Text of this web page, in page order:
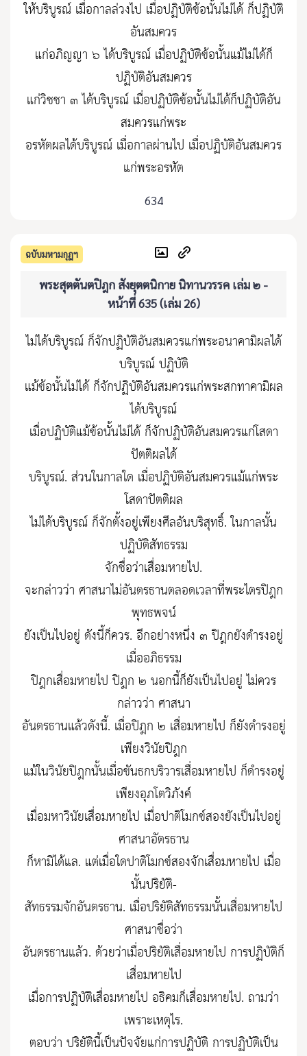
ให้บริบูรณ์ เมื่อกาลล่วงไป เมื่อปฏิบัติข้อนั้นไม่ได้ ก็ปฏิบัติ
อันสมควร
แก่อภิญญา ๖ ได้บริบูรณ์ เมื่อปฏิบัติข้อนั้นแม้ไม่ได้ก็
ปฏิบัติอันสมควร
แก่วิชชา ๓ ได้บริบูรณ์ เมื่อปฏิบัติข้อนั้นไม่ได้ก็ปฏิบัติอัน
สมควรแก่พระ
อรหัตผลได้บริบูรณ์ เมื่อกาลผ่านไป เมื่อปฏิบัติอันสมควร
แก่พระอรหัต
634
ฉบับมหามกุฏฯ
พระสุตตันตปิฎก สังยุตตนิกาย นิทานวรรค เล่ม ๒ -
หน้าที่ 635 (เล่ม 26)
ไม่ได้บริบูรณ์ ก็จักปฏิบัติอันสมควรแก่พระอนาคามิผลได้
บริบูรณ์ ปฏิบัติ
แม้ข้อนั้นไม่ได้ ก็จักปฏิบัติอันสมควรแก่พระสกทาคามิผล
ได้บริบูรณ์
เมื่อปฏิบัติแม้ข้อนั้นไม่ได้ ก็จักปฏิบัติอันสมควรแก่โสดา
ปัตติผลได้
บริบูรณ์. ส่วนในกาลใด เมื่อปฏิบัติอันสมควรแม้แก่พระ
โสดาปัตติผล
ไม่ได้บริบูรณ์ ก็จักตั้งอยู่เพียงศีลอันบริสุทธิ์. ในกาลนั้น
ปฏิบัติสัทธรรม
จักชื่อว่าเสื่อมหายไป.
จะกล่าวว่า ศาสนาไม่อันตรธานตลอดเวลาที่พระไตรปิฎก
พุทธพจน์
ยังเป็นไปอยู่ ดังนี้ก็ควร. อีกอย่างหนึ่ง ๓ ปิฎกยังดำรงอยู่
เมื่ออภิธรรม
ปิฎกเสื่อมหายไป ปิฎก ๒ นอกนี้ก็ยังเป็นไปอยู่ ไม่ควร
กล่าวว่า ศาสนา
อันตรธานแล้วดังนี้. เมื่อปิฎก ๒ เสื่อมหายไป ก็ยังดำรงอยู่
เพียงวินัยปิฎก
แม้ในวินัยปิฎกนั้นเมื่อขันธกบริวารเสื่อมหายไป ก็ดำรงอยู่
เพียงอุภโตวิภังค์
เมื่อมหาวินัยเสื่อมหายไป เมื่อปาติโมกข์สองยังเป็นไปอยู่
ศาสนาอัตรธาน
ก็หามิได้แล. แต่เมื่อใดปาติโมกข์สองจักเสื่อมหายไป เมื่อ
นั้นปริยัติ-
สัทธรรมจักอันตรธาน. เมื่อปริยัติสัทธรรมนั้นเสื่อมหายไป
ศาสนาชื่อว่า
อันตรธานแล้ว. ด้วยว่าเมื่อปริยัติเสื่อมหายไป การปฏิบัติก็
เสื่อมหายไป
เมื่อการปฏิบัติเสื่อมหายไป อธิคมก็เสื่อมหายไป. ถามว่า
เพราะเหตุไร.
ตอบว่า ปริยัตินี้เป็นปัจจัยแก่การปฏิบัติ การปฏิบัติเป็น